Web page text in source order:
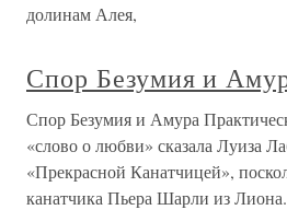
долинам Алея,
Спор Безумия и
Спор Безумия и Амура
«слово о любви» сказала Луиза
«Прекрасной Канатчицей»,
канатчика Пьера Шарли из